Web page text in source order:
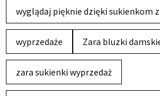
wyglądaj pięknie dzięki sukienkom
wyprzedaże Zara bluzki
zara sukienki wyprzedaż